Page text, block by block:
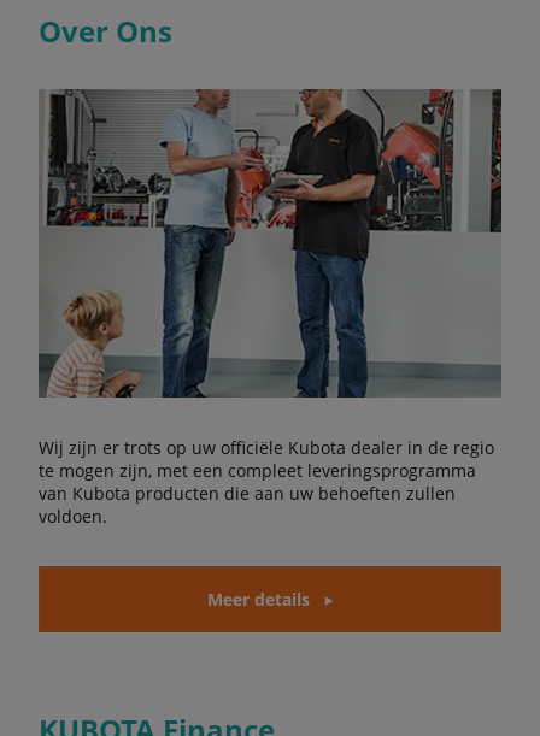
Over Ons
Wij zijn er trots op uw officiële Kubota dealer in de regio
te mogen zijn, met een compleet leveringsprogramma
van Kubota producten die aan uw behoeften zullen
voldoen.
Meer details